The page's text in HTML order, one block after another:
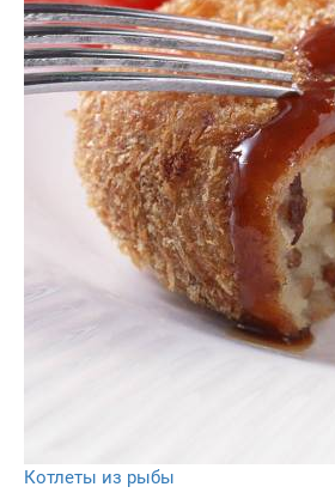
Котлеты из рыбы